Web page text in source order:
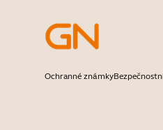
Ochranné známky